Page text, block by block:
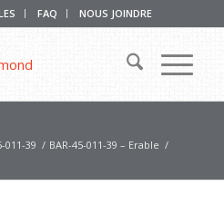
FAQ NOUS JOINDRE
011-39 / BAR-45-011-39 – Erable /